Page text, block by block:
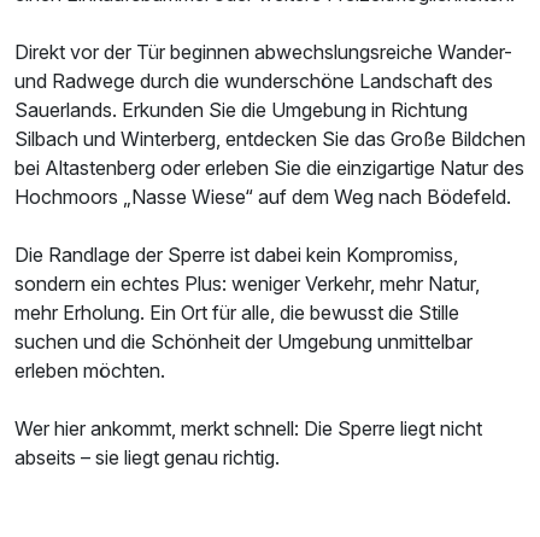
Direkt vor der Tür beginnen abwechslungsreiche Wander-
und Radwege durch die wunderschöne Landschaft des
Sauerlands. Erkunden Sie die Umgebung in Richtung
Silbach und Winterberg, entdecken Sie das Große Bildchen
bei Altastenberg oder erleben Sie die einzigartige Natur des
Hochmoors „Nasse Wiese“ auf dem Weg nach Bödefeld.
Die Randlage der Sperre ist dabei kein Kompromiss,
sondern ein echtes Plus: weniger Verkehr, mehr Natur,
mehr Erholung. Ein Ort für alle, die bewusst die Stille
suchen und die Schönheit der Umgebung unmittelbar
erleben möchten.
Wer hier ankommt, merkt schnell: Die Sperre liegt nicht
abseits – sie liegt genau richtig.